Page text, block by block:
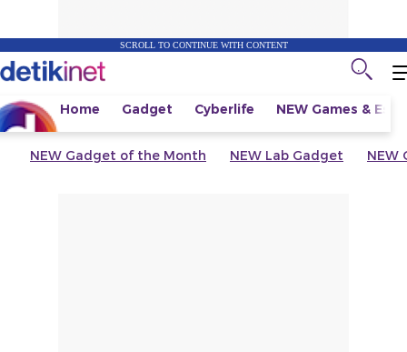
SCROLL TO CONTINUE WITH CONTENT
Home Gadget Cyberlife NEW Games &
NEW Gadget of the Month NEW Lab Gadget NEW